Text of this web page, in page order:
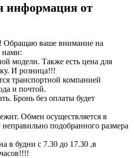
информация от
Обращаю ваше внимание на
нами:
модели. Также есть цена для
И розница!!!
транспортной компанией
и почтой.
Бронь без оплаты будет
Обмен осуществляется в
неправильно подобранного размера
в будни с 7.30 до 17.30 ,в